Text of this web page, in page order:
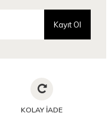
Kayıt Ol
KOLAY İADE